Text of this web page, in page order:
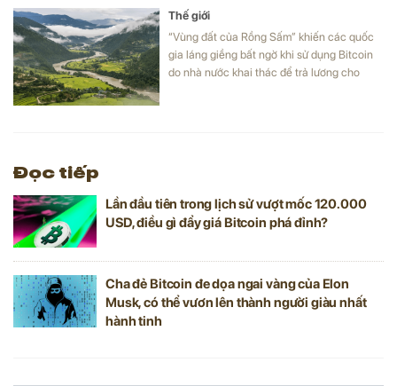
Thế giới
“Vùng đất của Rồng Sấm” khiến các quốc
gia láng giềng bất ngờ khi sử dụng Bitcoin
do nhà nước khai thác để trả lương cho
Đọc tiếp
Lần đầu tiên trong lịch sử vượt mốc 120.000
USD, điều gì đẩy giá Bitcoin phá đỉnh?
Cha đẻ Bitcoin đe dọa ngai vàng của Elon
Musk, có thể vươn lên thành người giàu nhất
hành tinh